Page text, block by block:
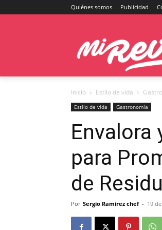
Quiénes somos Publicidad
Inicio Estilo de vida
Estilo de vida Gastronomía
Envalora
para
de
Por Sergio Ramirez chef - 19